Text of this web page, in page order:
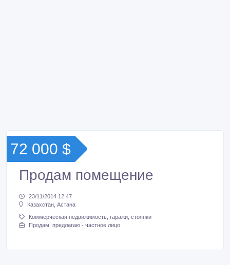
72 000 $
Продам помещение
23/11/2014 12:47
Казахстан, Астана
Коммерческая недвижимость, гаражи, стоянки
Продам, предлагаю - частное лицо